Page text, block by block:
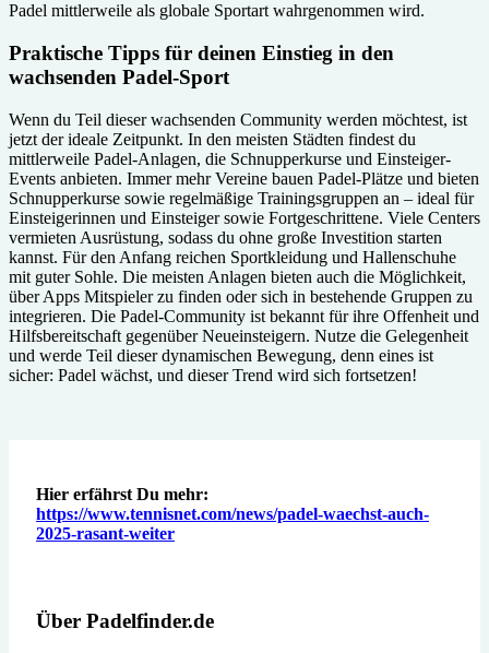
Padel mittlerweile als globale Sportart wahrgenommen wird.
Praktische Tipps für deinen Einstieg in den
wachsenden Padel-Sport
Wenn du Teil dieser wachsenden Community werden möchtest, ist
jetzt der ideale Zeitpunkt. In den meisten Städten findest du
mittlerweile Padel-Anlagen, die Schnupperkurse und Einsteiger-
Events anbieten. Immer mehr Vereine bauen Padel-Plätze und bieten
Schnupperkurse sowie regelmäßige Trainingsgruppen an – ideal für
Einsteigerinnen und Einsteiger sowie Fortgeschrittene. Viele Centers
vermieten Ausrüstung, sodass du ohne große Investition starten
kannst. Für den Anfang reichen Sportkleidung und Hallenschuhe
mit guter Sohle. Die meisten Anlagen bieten auch die Möglichkeit,
über Apps Mitspieler zu finden oder sich in bestehende Gruppen zu
integrieren. Die Padel-Community ist bekannt für ihre Offenheit und
Hilfsbereitschaft gegenüber Neueinsteigern. Nutze die Gelegenheit
und werde Teil dieser dynamischen Bewegung, denn eines ist
sicher: Padel wächst, und dieser Trend wird sich fortsetzen!
Hier erfährst Du mehr:
https://www.tennisnet.com/news/padel-waechst-auch-
2025-rasant-weiter
Über Padelfinder.de